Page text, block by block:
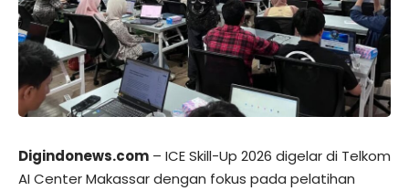
Digindonews.com – ICE Skill-Up 2026 digelar di Telkom
AI Center Makassar dengan fokus pada pelatihan